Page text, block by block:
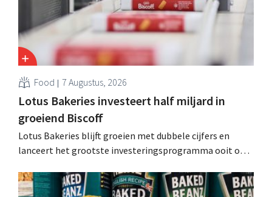
Food 7 Augustus, 2026
Lotus Bakeries investeert half miljard in
groeiend Biscoff
Lotus Bakeries blijft groeien met dubbele cijfers en
lanceert het grootste investeringsprogramma ooit om
moeten dit momentum grijpen”.